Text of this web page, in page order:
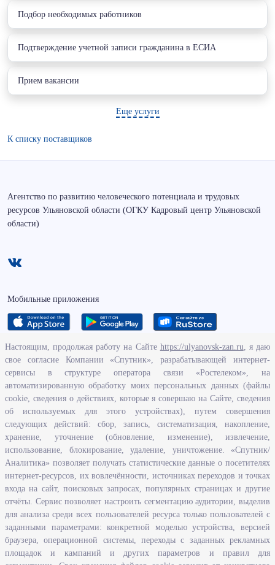
Подбор необходимых работников
Подтверждение учетной записи гражданина в ЕСИА
Прием вакансии
Еще услуги
К списку поставщиков
Агентство по развитию человеческого потенциала и трудовых
ресурсов Ульяновской области (ОГКУ Кадровый центр Ульяновской
области)
Мобильные приложения
Исполнение бюджетных средств
Человеческий потенциал
Информационная безопасность
Перечень нормативно - правовых актов, определяющих полномочия,
задачи и функции Агентства по развитию человеческого потенциала
и трудовых ресурсов Ульяновской области
Развитие правовой грамотности и правосознания граждан в
Ульяновской области
Информация
Законодательство
Настоящим, продолжая работу на Сайте https://ulyanovsk-zan.ru, я даю
свое согласие Компании «Спутник», разрабатывающей интернет-
сервисы в структуре оператора связи «Ростелеком», на
автоматизированную обработку моих персональных данных (файлы
cookie, сведения о действиях, которые я совершаю на Сайте, сведения
об используемых для этого устройствах), путем совершения
следующих действий: сбор, запись, систематизация, накопление,
хранение, уточнение (обновление, изменение), извлечение,
использование, блокирование, удаление, уничтожение. «Спутник/
Аналитика» позволяет получать статистические данные о посетителях
интернет-ресурсов, их вовлечённости, источниках переходов и точках
входа на сайт, поисковых запросах, популярных страницах и другие
отчёты. Сервис позволяет настроить сегментацию аудитории, выделив
для анализа среди всех пользователей ресурса только пользователей с
заданными параметрами: конкретной моделью устройства, версией
браузера, операционной системы, переходы с заданных рекламных
площадок и кампаний и других параметров и правил для